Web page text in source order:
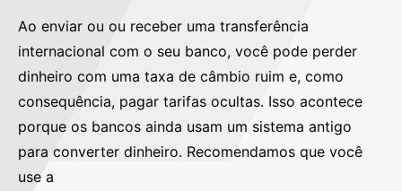
Ao enviar ou ou receber uma transferência
internacional com o seu banco, você pode perder
dinheiro com uma taxa de câmbio ruim e, como
consequência, pagar tarifas ocultas. Isso acontece
porque os bancos ainda usam um sistema antigo
para converter dinheiro. Recomendamos que você
use a